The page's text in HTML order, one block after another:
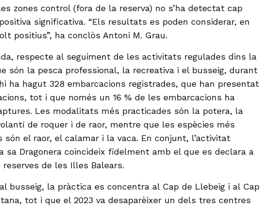
zones control (fora de la reserva) no s’ha detectat cap
significativa. “Els resultats es poden considerar, en
positius”, ha conclòs Antoni M. Grau.
respecte al seguiment de les activitats regulades dins la
són la pesca professional, la recreativa i el busseig, durant
hi ha hagut 328 embarcacions registrades, que han presentat
tot i que només un 16 % de les embarcacions ha
Les modalitats més practicades són la potera, la
de roquer i de raor, mentre que les espècies més
són el raor, el calamar i la vaca. En conjunt, l’activitat
sa Dragonera coincideix fidelment amb el que es declara a
de les Illes Balears.
busseig, la pràctica es concentra al Cap de Llebeig i al Cap
tot i que el 2023 va desaparèixer un dels tres centres